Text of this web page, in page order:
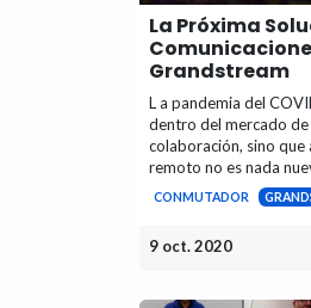
La Próxima
Grandstream
L a pandemia del
dentro del mercado de
colaboración, sino que
remoto no es nada
CONMUTADOR
9 oct. 2020